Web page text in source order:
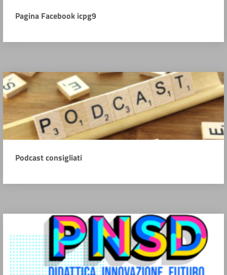
Pagina Facebook icpg9
Podcast consigliati